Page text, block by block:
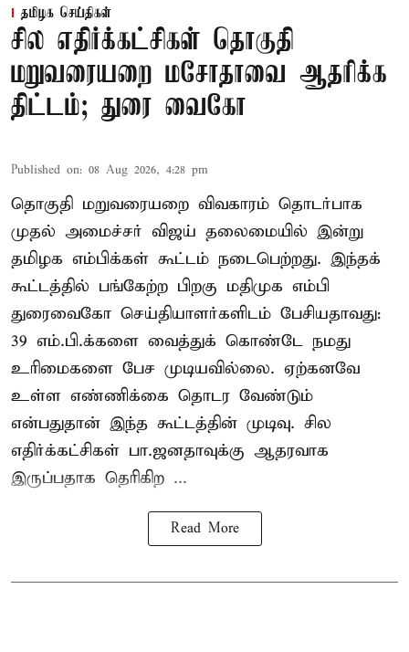
தமிழக செய்திகள்
சில எதிர்க்கட்சிகள் தொகுதி
மறுவரையறை மசோதாவை ஆதரிக்க
திட்டம்; துரை வைகோ
Published on: 08 Aug 2026, 4:28 pm
தொகுதி மறுவரையறை விவகாரம் தொடர்பாக
முதல் அமைச்சர் விஜய் தலைமையில் இன்று
தமிழக எம்பிக்கள் கூட்டம் நடைபெற்றது. இந்தக்
கூட்டத்தில் பங்கேற்ற பிறகு மதிமுக எம்பி
துரைவைகோ செய்தியாளர்களிடம் பேசியதாவது:
39 எம்.பி.க்களை வைத்துக் கொண்டே நமது
உரிமைகளை பேச முடியவில்லை. ஏற்கனவே
உள்ள எண்ணிக்கை தொடர வேண்டும்
என்பதுதான் இந்த கூட்டத்தின் முடிவு. சில
எதிர்க்கட்சிகள் பா.ஜனதாவுக்கு ஆதரவாக
இருப்பதாக தெரிகிற ...
Read More